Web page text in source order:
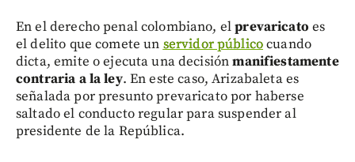
En el derecho penal colombiano, elprevaricato es
el delito que comete un servidor públicocuando
dicta, emite o ejecuta una decisiónmanifiestamente
contraria a la ley. En este caso, Arizabaleta es
señalada por presunto prevaricato por haberse
saltado el conducto regular para suspender al
presidente de la República.